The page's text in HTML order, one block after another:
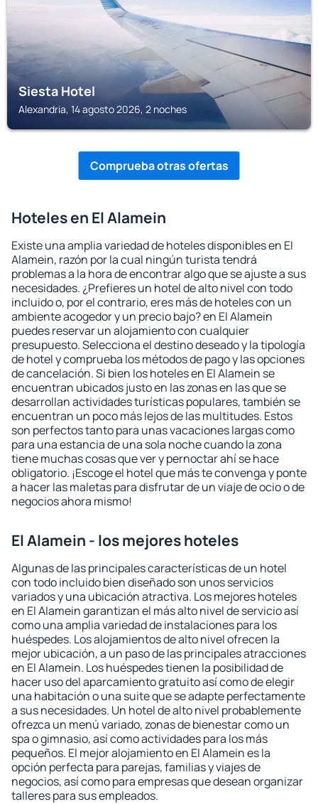
Siesta Hotel
Alexandria, 14 agosto 2026, 2 noches
Comprueba otras ofertas
Hoteles en El Alamein
Existe una amplia variedad de hoteles disponibles en El
Alamein, razón por la cual ningún turista tendrá
problemas a la hora de encontrar algo que se ajuste a sus
necesidades. ¿Prefieres un hotel de alto nivel con todo
incluido o, por el contrario, eres más de hoteles con un
ambiente acogedor y un precio bajo? en El Alamein
puedes reservar un alojamiento con cualquier
presupuesto. Selecciona el destino deseado y la tipología
de hotel y comprueba los métodos de pago y las opciones
de cancelación. Si bien los hoteles en El Alamein se
encuentran ubicados justo en las zonas en las que se
desarrollan actividades turísticas populares, también se
encuentran un poco más lejos de las multitudes. Estos
son perfectos tanto para unas vacaciones largas como
para una estancia de una sola noche cuando la zona
tiene muchas cosas que ver y pernoctar ahí se hace
obligatorio. ¡Escoge el hotel que más te convenga y ponte
a hacer las maletas para disfrutar de un viaje de ocio o de
negocios ahora mismo!
El Alamein - los mejores hoteles
Algunas de las principales características de un hotel
con todo incluido bien diseñado son unos servicios
variados y una ubicación atractiva. Los mejores hoteles
en El Alamein garantizan el más alto nivel de servicio así
como una amplia variedad de instalaciones para los
huéspedes. Los alojamientos de alto nivel ofrecen la
mejor ubicación, a un paso de las principales atracciones
en El Alamein. Los huéspedes tienen la posibilidad de
hacer uso del aparcamiento gratuito así como de elegir
una habitación o una suite que se adapte perfectamente
a sus necesidades. Un hotel de alto nivel probablemente
ofrezca un menú variado, zonas de bienestar como un
spa o gimnasio, así como actividades para los más
pequeños. El mejor alojamiento en El Alamein es la
opción perfecta para parejas, familias y viajes de
negocios, así como para empresas que desean organizar
talleres para sus empleados.